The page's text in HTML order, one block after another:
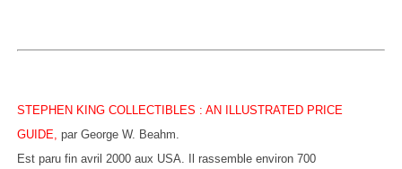
STEPHEN KING COLLECTIBLES : AN ILLUSTRATED PRICE
GUIDE, par George W. Beahm.
Est paru fin avril 2000 aux USA. Il rassemble environ 700